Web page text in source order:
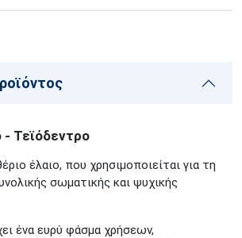
- Τεϊόδεντρο
έλαιο, που χρησιμοποιείται για τη
σωματικής και ψυχικής
ένα ευρύ φάσμα χρήσεων,